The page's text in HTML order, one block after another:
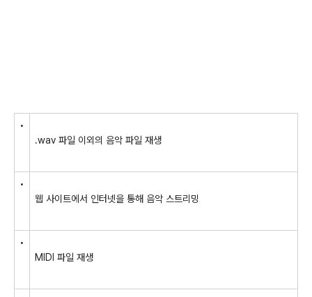
•
.wav 파일 이외의 음악 파일 재생
•
웹 사이트에서 인터넷을 통해 음악 스트리밍
•
MIDI 파일 재생